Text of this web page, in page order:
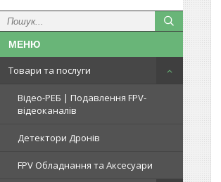
Товари та послуги
Відео-РЕБ | Подавлення FPV-
відеоканалів
Детектори Дронів
FPV Обладнання та Аксесуари